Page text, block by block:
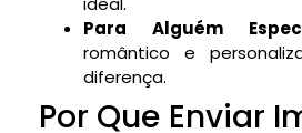
Para Alguém
romântico e
diferença.
Por Que Enviar